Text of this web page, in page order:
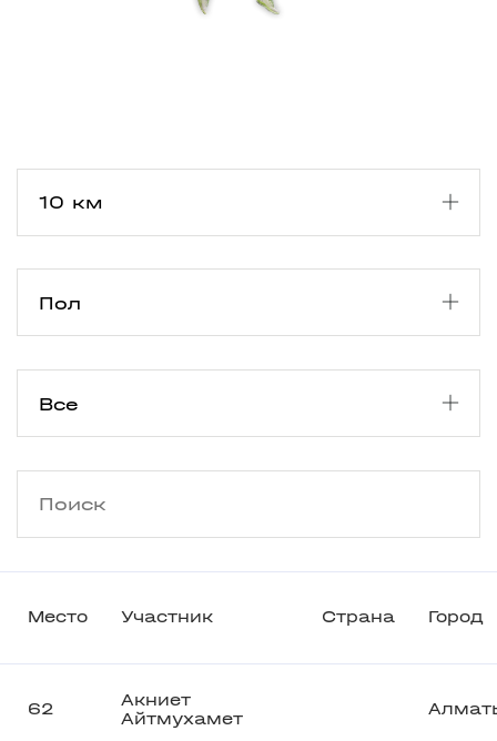
Место Участник Страна Город
62
Акниет
Айтмухамет